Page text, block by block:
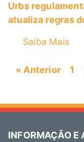
Urbs
atualiza regras
Saiba Mais
« Anterior 1
INFORMAÇÃO E